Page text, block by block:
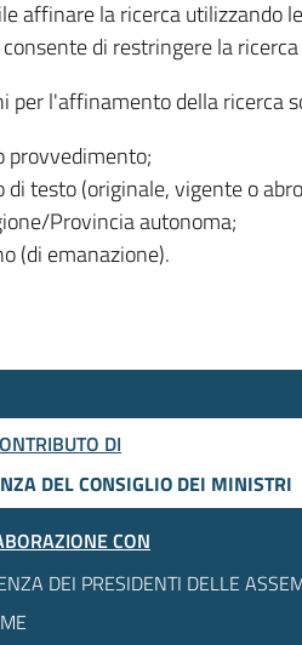
affinare la ricerca utilizzando
di restringere la
per l'affinamento della ricerca
provvedimento;
di testo (originale, vigente o
Provincia autonoma;
(di emanazione).
DI
DEL CONSIGLIO DEI MINISTRI
CON
DEI PRESIDENTI DELLE